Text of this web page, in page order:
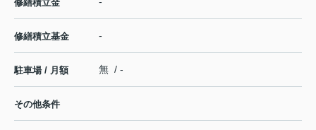
修繕積立金
修繕積立基金 -
駐車場 / 月額 無 / -
その他条件